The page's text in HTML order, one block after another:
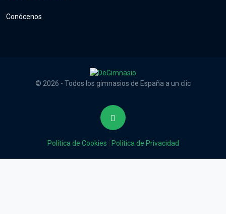
Conócenos
© 2026 - Todos los gimnasios de España a un clic
Política de Cookies | Política de Privacidad